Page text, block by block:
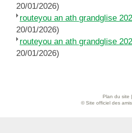
20/01/2026)
routeyou an ath grandglise
20/01/2026)
routeyou an ath grandglise
20/01/2026)
Plan du site
© Site officiel des